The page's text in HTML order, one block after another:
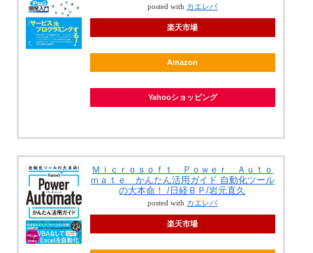
posted with カエレバ
楽天市場
Amazon
Yahooショッピング
Ｍｉｃｒｏｓｏｆｔ Ｐｏｗｅｒ Ａｕｔｏ
ｍａｔｅ かんたん活用ガイド 自動化ツール
の大本命！ /日経ＢＰ/岩元直久
posted with カエレバ
楽天市場